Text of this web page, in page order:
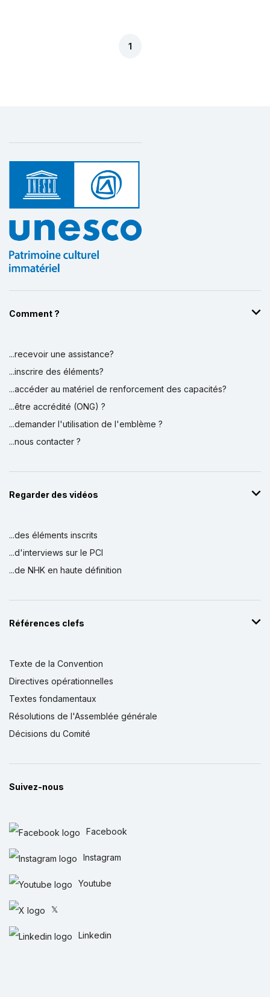
1
Comment ?
...recevoir une assistance?
...inscrire des éléments?
...accéder au matériel de renforcement des capacités?
...être accrédité (ONG) ?
...demander l'utilisation de l'emblème ?
...nous contacter ?
Regarder des vidéos
...des éléments inscrits
...d'interviews sur le PCI
...de NHK en haute définition
Références clefs
Texte de la Convention
Directives opérationnelles
Textes fondamentaux
Résolutions de l'Assemblée générale
Décisions du Comité
Suivez-nous
Facebook
Instagram
Youtube
𝕏
Linkedin